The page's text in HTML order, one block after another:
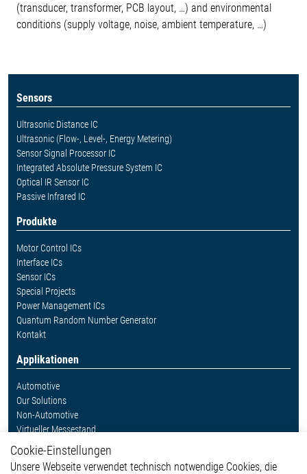
(transducer, transformer, PCB layout, …) and environmental
conditions (supply voltage, noise, ambient temperature, …)
Sensors
Ultrasonic Distance IC
Ultrasonic (Flow-, Level-, Energy Metering)
Sensor Signal Processor IC
Integrated Absolute Pressure System IC
Optical IR Sensor IC
Passive Infrared IC
Produkte
Motor Control ICs
Interface ICs
Sensor ICs
Special Projects
Power Management ICs
Quantum Random Number Generator
Kontakt
Applikationen
Automotive
Our Solutions
Non-Automotive
Virtueller Messestand
Weitere Links
Cookie-Einstellungen
Unsere Webseite verwendet technisch notwendige Cookies, die